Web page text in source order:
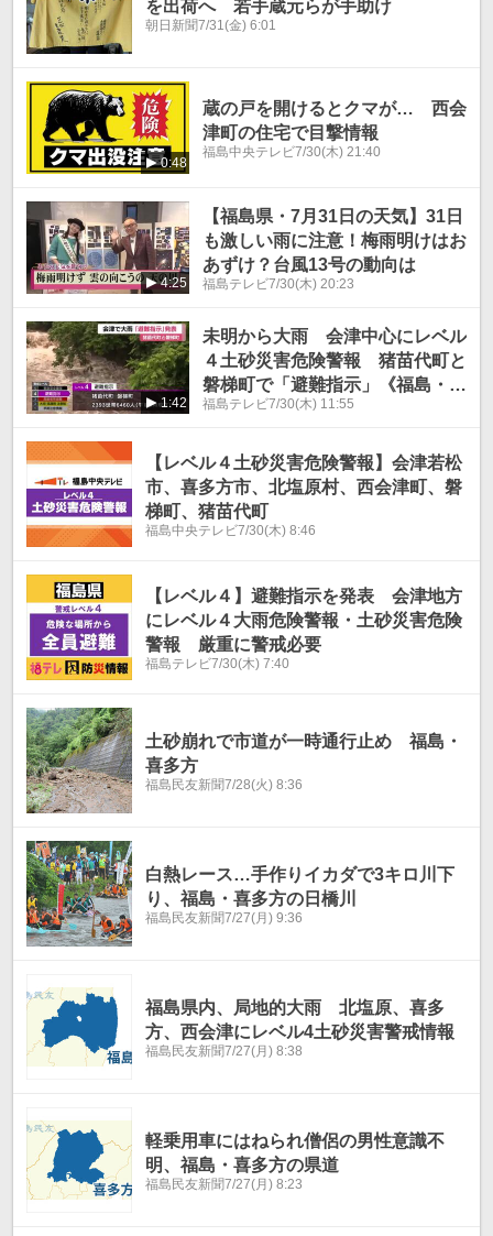
を出荷へ 若手蔵元らが手助け
朝日新聞7/31(金) 6:01
0:48
蔵の戸を開けるとクマが… 西会
津町の住宅で目撃情報
福島中央テレビ7/30(木) 21:40
4:25
【福島県・7月31日の天気】31日
も激しい雨に注意！梅雨明けはお
あずけ？台風13号の動向は
福島テレビ7/30(木) 20:23
1:42
未明から大雨 会津中心にレベル
４土砂災害危険警報 猪苗代町と
磐梯町で「避難指示」《福島・7
月30日》
福島テレビ7/30(木) 11:55
【レベル４土砂災害危険警報】会津若松
市、喜多方市、北塩原村、西会津町、磐
梯町、猪苗代町
福島中央テレビ7/30(木) 8:46
【レベル４】避難指示を発表 会津地方
にレベル４大雨危険警報・土砂災害危険
警報 厳重に警戒必要
福島テレビ7/30(木) 7:40
土砂崩れで市道が一時通行止め 福島・
喜多方
福島民友新聞7/28(火) 8:36
白熱レース…手作りイカダで3キロ川下
り、福島・喜多方の日橋川
福島民友新聞7/27(月) 9:36
福島県内、局地的大雨 北塩原、喜多
方、西会津にレベル4土砂災害警戒情報
福島民友新聞7/27(月) 8:38
軽乗用車にはねられ僧侶の男性意識不
明、福島・喜多方の県道
福島民友新聞7/27(月) 8:23